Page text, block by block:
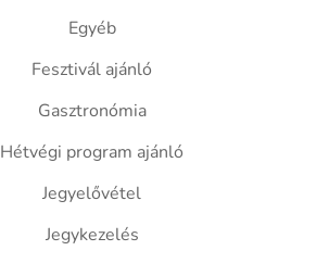
Egyéb
Fesztivál ajánló
Gasztronómia
Hétvégi program ajánló
Jegyelővétel
Jegykezelés